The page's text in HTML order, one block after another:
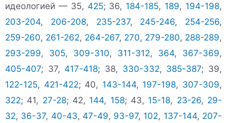
идеологией — 35, 425; 36, 184-185, 189, 194-198,
203-204, 206-208, 235-237, 245-246, 254-256,
259-260, 261-262, 264-267, 270, 279-280, 288-289,
293-299, 305, 309-310, 311-312, 364, 367-369,
405-407; 37, 417-418; 38, 330-332, 385-387; 39,
122-125, 421-422; 40, 143-144, 197-198, 307-309,
322; 41, 27-28; 42, 144, 158; 43, 15-18, 23-26, 29-
32, 36-37, 40-43, 47-49, 93-97, 102, 137-144, 207-